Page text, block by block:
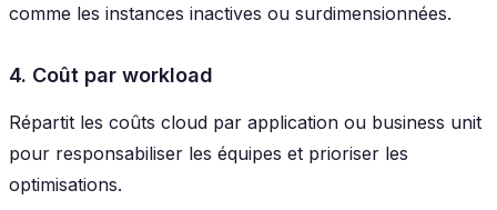
comme les instances inactives ou surdimensionnées.
4. Coût par workload
Répartit les coûts cloud par application ou business unit
pour responsabiliser les équipes et prioriser les
optimisations.